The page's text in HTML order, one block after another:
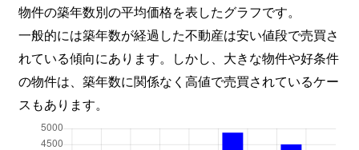
物件の築年数別の平均価格を表したグラフです。
一般的には築年数が経過した不動産は安い値段で売買さ
れている傾向にあります。しかし、大きな物件や好条件
の物件は、築年数に関係なく高値で売買されているケー
スもあります。